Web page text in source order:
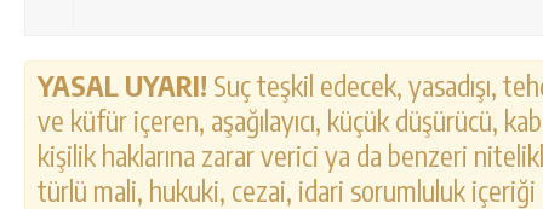
YASAL UYARI! Suç teşkil edecek, yasadışı,
ve küfür içeren, aşağılayıcı, küçük düşürücü,
kişilik haklarına zarar verici ya da benzeri
türlü mali, hukuki, cezai, idari sorumluluk